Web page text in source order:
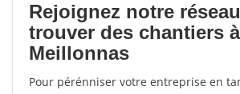
Rejoignez notre
trouver des chantiers à
Meillonnas
Pour pérénniser votre entreprise en